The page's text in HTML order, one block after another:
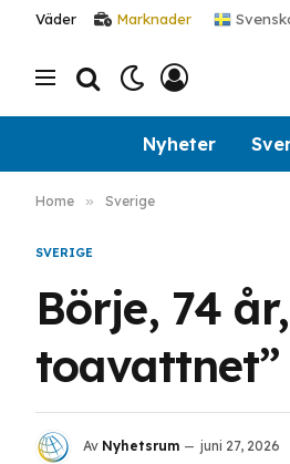
Väder Marknader
Nyheter
Home » Sverige
SVERIGE
Börje, 74
toavattnet”
Av Nyhetsrum juni 27, 2026